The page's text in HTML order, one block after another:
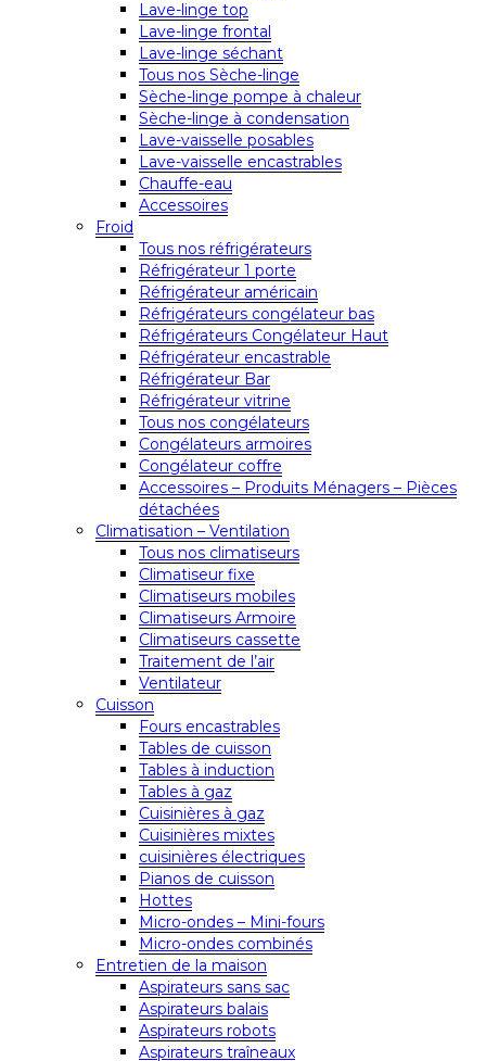
Lave-linge top
Lave-linge frontal
Lave-linge séchant
Tous nos Sèche-linge
Sèche-linge pompe à chaleur
Sèche-linge à condensation
Lave-vaisselle posables
Lave-vaisselle encastrables
Chauffe-eau
Accessoires
Froid
Tous nos réfrigérateurs
Réfrigérateur 1 porte
Réfrigérateur américain
Réfrigérateurs congélateur bas
Réfrigérateurs Congélateur Haut
Réfrigérateur encastrable
Réfrigérateur Bar
Réfrigérateur vitrine
Tous nos congélateurs
Congélateurs armoires
Congélateur coffre
Accessoires – Produits Ménagers – Pièces
détachées
Climatisation – Ventilation
Tous nos climatiseurs
Climatiseur fixe
Climatiseurs mobiles
Climatiseurs Armoire
Climatiseurs cassette
Traitement de l’air
Ventilateur
Cuisson
Fours encastrables
Tables de cuisson
Tables à induction
Tables à gaz
Cuisinières à gaz
Cuisinières mixtes
cuisinières électriques
Pianos de cuisson
Hottes
Micro-ondes – Mini-fours
Micro-ondes combinés
Entretien de la maison
Aspirateurs sans sac
Aspirateurs balais
Aspirateurs robots
Aspirateurs traîneaux